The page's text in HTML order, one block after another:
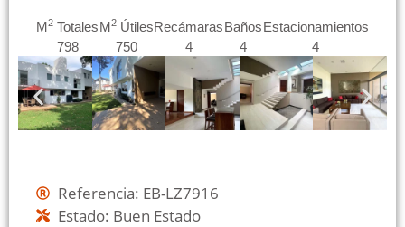
M2 Totales
798
M2Útiles
750
Recámaras
4
Baños
4
Estacionamientos
4
Referencia: EB-LZ7916
Estado: Buen Estado